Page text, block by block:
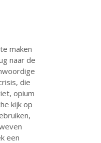
maken
naar de
die
opium
kijk op
een